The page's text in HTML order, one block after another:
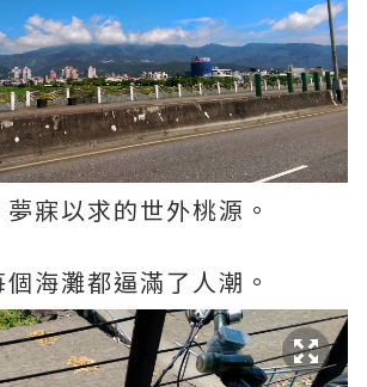
寐以求的世外桃源。
海灘都逼滿了人潮。